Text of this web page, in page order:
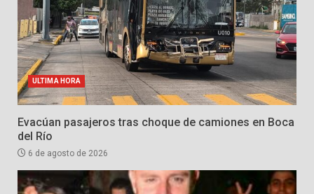
ULTIMA HORA
Evacúan pasajeros tras choque de camiones en Boca
del Río
6 de agosto de 2026